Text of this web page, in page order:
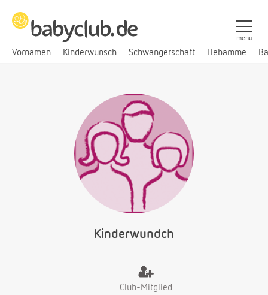
Vornamen Kinderwunsch Schwangerschaft Hebamme
menü
Kinderwundch
Club-Mitglied